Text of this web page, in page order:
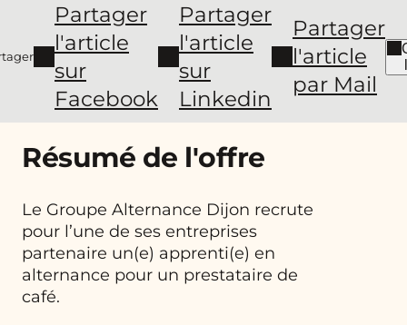
Partager
l'article
sur
Facebook
Partager
l'article
sur
Linkedin
Partager
l'article
par Mail
Résumé de l'offre
Le Groupe Alternance Dijon recrute
pour l’une de ses entreprises
partenaire un(e) apprenti(e) en
alternance pour un prestataire de
café.